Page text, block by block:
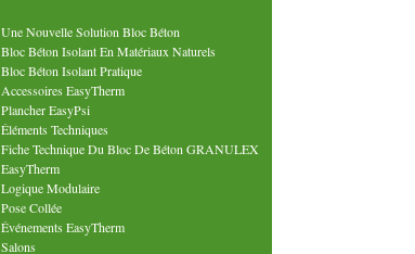
Une Nouvelle Solution Bloc Béton
Bloc Béton Isolant En Matériaux Naturels
Bloc Béton Isolant Pratique
Accessoires EasyTherm
Plancher EasyPsi
Éléments Techniques
Fiche Technique Du Bloc De Béton GRANULEX
EasyTherm
Logique Modulaire
Pose Collée
Événements EasyTherm
Salons